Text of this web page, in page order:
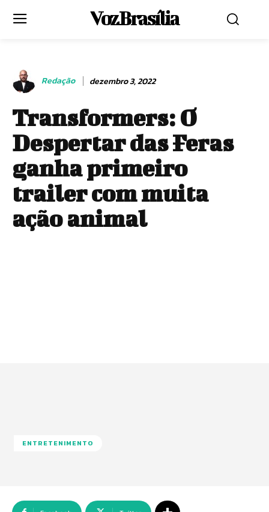
Voz Brasília
Redação dezembro 3, 2022
Transformers: O
Despertar das Feras
ganha primeiro
trailer com muita
ação animal
ENTRETENIMENTO